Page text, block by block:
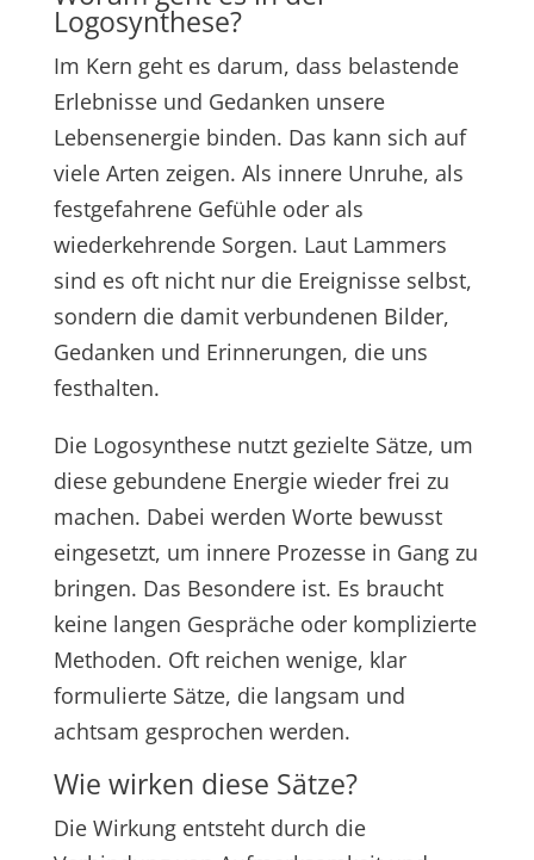
Logosynthese?
Im Kern geht es darum, dass belastende
Erlebnisse und Gedanken unsere
Lebensenergie binden. Das kann sich auf
viele Arten zeigen. Als innere Unruhe, als
festgefahrene Gefühle oder als
wiederkehrende Sorgen. Laut Lammers
sind es oft nicht nur die Ereignisse selbst,
sondern die damit verbundenen Bilder,
Gedanken und Erinnerungen, die uns
festhalten.
Die Logosynthese nutzt gezielte Sätze, um
diese gebundene Energie wieder frei zu
machen. Dabei werden Worte bewusst
eingesetzt, um innere Prozesse in Gang zu
bringen. Das Besondere ist. Es braucht
keine langen Gespräche oder komplizierte
Methoden. Oft reichen wenige, klar
formulierte Sätze, die langsam und
achtsam gesprochen werden.
Wie wirken diese Sätze?
Die Wirkung entsteht durch die